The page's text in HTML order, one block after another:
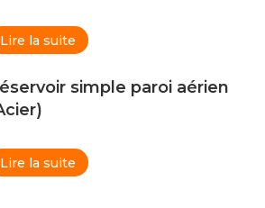
Lire la suite
simple paroi aérien
Lire la suite